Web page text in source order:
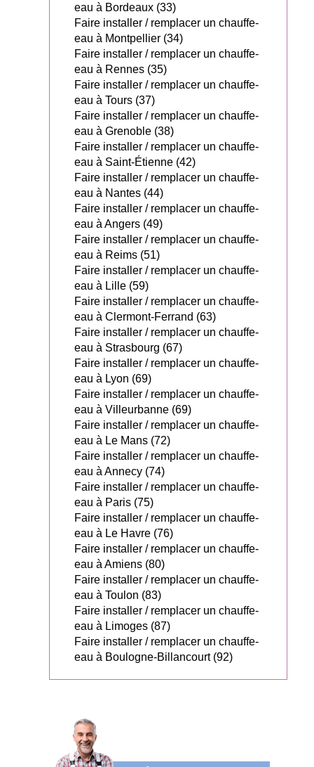
eau à Bordeaux (33)
Faire installer / remplacer un chauffe-
eau à Montpellier (34)
Faire installer / remplacer un chauffe-
eau à Rennes (35)
Faire installer / remplacer un chauffe-
eau à Tours (37)
Faire installer / remplacer un chauffe-
eau à Grenoble (38)
Faire installer / remplacer un chauffe-
eau à Saint-Étienne (42)
Faire installer / remplacer un chauffe-
eau à Nantes (44)
Faire installer / remplacer un chauffe-
eau à Angers (49)
Faire installer / remplacer un chauffe-
eau à Reims (51)
Faire installer / remplacer un chauffe-
eau à Lille (59)
Faire installer / remplacer un chauffe-
eau à Clermont-Ferrand (63)
Faire installer / remplacer un chauffe-
eau à Strasbourg (67)
Faire installer / remplacer un chauffe-
eau à Lyon (69)
Faire installer / remplacer un chauffe-
eau à Villeurbanne (69)
Faire installer / remplacer un chauffe-
eau à Le Mans (72)
Faire installer / remplacer un chauffe-
eau à Annecy (74)
Faire installer / remplacer un chauffe-
eau à Paris (75)
Faire installer / remplacer un chauffe-
eau à Le Havre (76)
Faire installer / remplacer un chauffe-
eau à Amiens (80)
Faire installer / remplacer un chauffe-
eau à Toulon (83)
Faire installer / remplacer un chauffe-
eau à Limoges (87)
Faire installer / remplacer un chauffe-
eau à Boulogne-Billancourt (92)